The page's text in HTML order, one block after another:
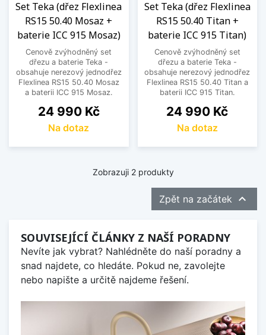
Vhodné do různých typů kuchyní
Díky jednoduchému designu se nerezové
jednodřezy s baterií hodí do moderních i
klasických kuchyní. Snadno je sladíte s ostatními
kuchyňskými spotřebiči i doplňky.
Vyberte si nerezový jednodřez s baterií, který
nabídne praktické řešení, dlouhou životnost a
pohodlné používání v každodenním provozu
kuchyně.
Set Teka (dřez Flexlinea
RS15 50.40 Mosaz +
baterie ICC 915 Mosaz)
Cenově zvýhodněný set
dřezu a baterie Teka -
obsahuje nerezový jednodřez
Flexlinea RS15 50.40 Mosaz
a baterii ICC 915 Mosaz.
Cena
24 990 Kč
Na dotaz
Set Teka (dřez Flexlinea
RS15 50.40 Titan +
baterie ICC 915 Titan)
Cenově zvýhodněný set
dřezu a baterie Teka -
obsahuje nerezový jednodřez
Flexlinea RS15 50.40 Titan a
baterii ICC 915 Titan.
Cena
24 990 Kč
Na dotaz
Zobrazuji 2 produkty
Zpět na začátek 
SOUVISEJÍCÍ ČLÁNKY Z NAŠÍ PORADNY
Nevíte jak vybrat? Nahlédněte do naší poradny a
snad najdete, co hledáte. Pokud ne, zavolejte
nebo napište a určitě najdeme řešení.